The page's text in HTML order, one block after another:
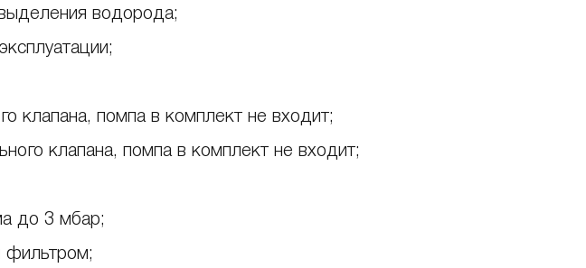
водорода;
клапана, помпа в комплект не входит;
клапана, помпа в комплект не входит;
до 3 мбар;
фильтром;